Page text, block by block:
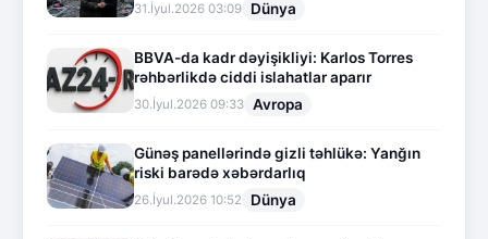
31.İyul.2026 03:09 Dünya
BBVA-da kadr dəyişikliyi: Karlos Torres
rəhbərlikdə ciddi islahatlar aparır
30.İyul.2026 09:33 Avropa
Günəş panellərində gizli təhlükə: Yanğın
riski barədə xəbərdarlıq
26.İyul.2026 10:52 Dünya